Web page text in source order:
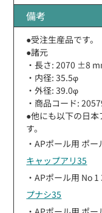
備考
●受注生産品です。
●諸元
・長さ: 2070 ±8
・内径: 35.5φ
・外径: 39.0φ
・商品コード:
●他にも以下の日
す。
・APポール用 ポ
キャップアリ35
・APポール用 No
プナシ35